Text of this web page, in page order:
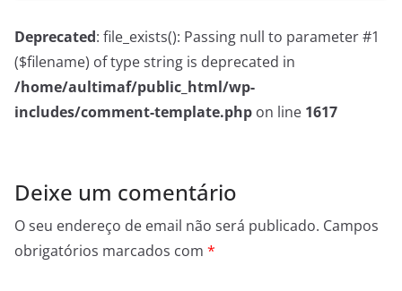
Deprecated: file_exists(): Passing null to parameter #1
($filename) of type string is deprecated in
/home/aultimaf/public_html/wp-
includes/comment-template.php on line 1617
Deixe um comentário
O seu endereço de email não será publicado. Campos
obrigatórios marcados com *